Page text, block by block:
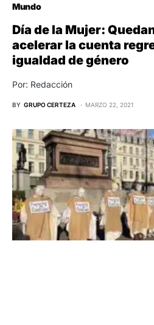
Mundo
Día de la Mujer:
acelerar la cuenta
igualdad de género
Por: Redacción
BY GRUPO CERTEZA MARZO 22, 2021